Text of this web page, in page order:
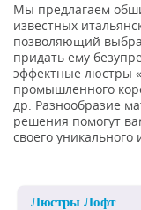
Мы предлагаем
известных
позволяющий
придать ему
эффектные люстры
промышленного
др. Разнообразие
решения помогут
своего уникального
Люстры Лофт